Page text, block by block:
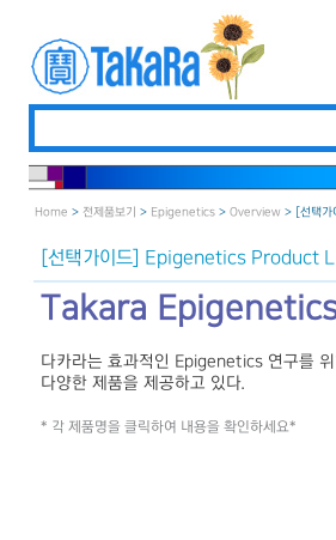
Home > 전제품보기 > Epigenetics > Overview > [선택
[선택가이드] Epigenetics Product
Takara
다카라는 효과적인 Epigenetics 연구를
다양한 제품을 제공하고 있다.
* 각 제품명을 클릭하여 내용을 확인하세요*